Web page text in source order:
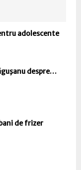
adolescente
despre…
de frizer